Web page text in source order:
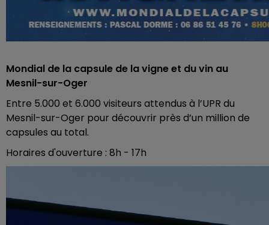
Mondial de la capsule de la vigne et du vin au
Mesnil-sur-Oger
Entre 5.000 et 6.000 visiteurs attendus à l’UPR du
Mesnil-sur-Oger pour découvrir près d’un million de
capsules au total.
Horaires d'ouverture : 8h - 17h